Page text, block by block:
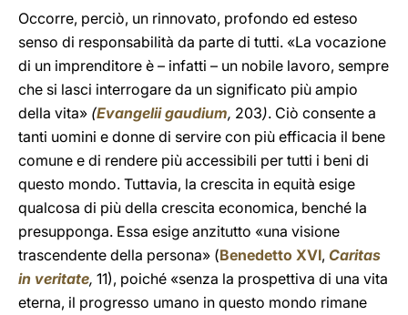
Occorre, perciò, un rinnovato, profondo ed esteso
senso di responsabilità da parte di tutti. «La vocazione
di un imprenditore è – infatti – un nobile lavoro, sempre
che si lasci interrogare da un significato più ampio
della vita» (Evangelii gaudium, 203). Ciò consente a
tanti uomini e donne di servire con più efficacia il bene
comune e di rendere più accessibili per tutti i beni di
questo mondo. Tuttavia, la crescita in equità esige
qualcosa di più della crescita economica, benché la
presupponga. Essa esige anzitutto «una visione
trascendente della persona» (Benedetto XVI, Caritas
in veritate, 11), poiché «senza la prospettiva di una vita
eterna, il progresso umano in questo mondo rimane